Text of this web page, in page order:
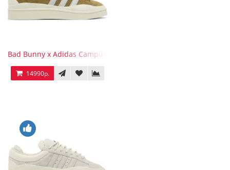
Bad Bunny x Adidas Campus Wild Moss
14990р.